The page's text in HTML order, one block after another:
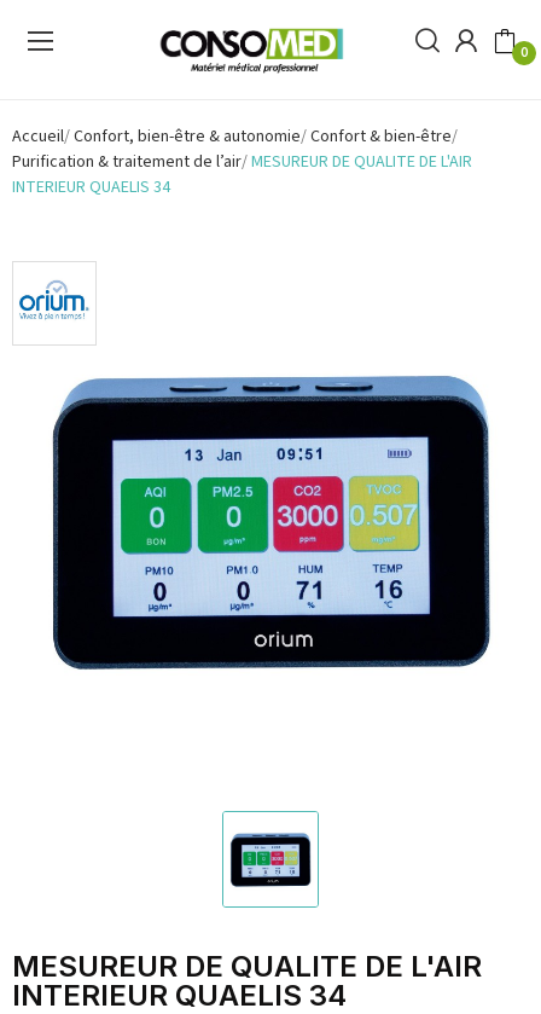
0
Accueil Confort, bien-être & autonomie Confort & bien-être
Purification & traitement de l’air MESUREUR DE QUALITE DE L'AIR
INTERIEUR QUAELIS 34
MESUREUR DE QUALITE DE L'AIR
INTERIEUR QUAELIS 34